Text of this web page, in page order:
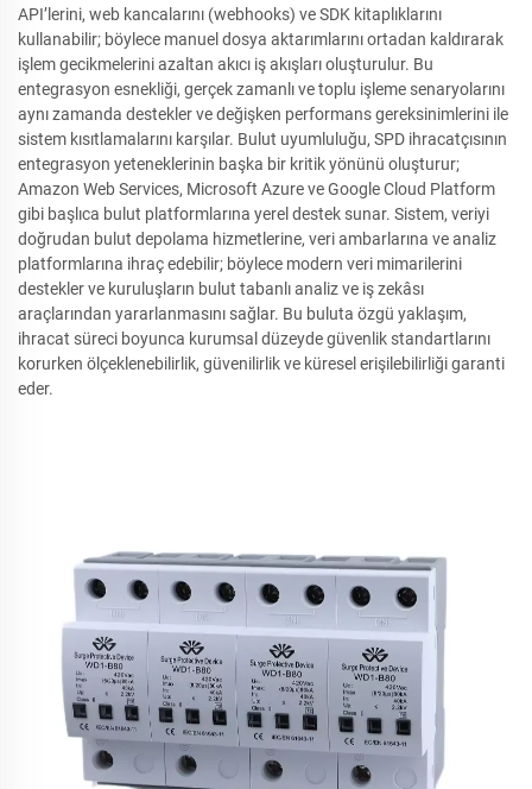
API’lerini, web kancalarını (webhooks) ve SDK kitaplıklarını
kullanabilir; böylece manuel dosya aktarımlarını ortadan kaldırarak
işlem gecikmelerini azaltan akıcı iş akışları oluşturulur. Bu
entegrasyon esnekliği, gerçek zamanlı ve toplu işleme senaryolarını
aynı zamanda destekler ve değişken performans gereksinimlerini ile
sistem kısıtlamalarını karşılar. Bulut uyumluluğu, SPD ihracatçısının
entegrasyon yeteneklerinin başka bir kritik yönünü oluşturur;
Amazon Web Services, Microsoft Azure ve Google Cloud Platform
gibi başlıca bulut platformlarına yerel destek sunar. Sistem, veriyi
doğrudan bulut depolama hizmetlerine, veri ambarlarına ve analiz
platformlarına ihraç edebilir; böylece modern veri mimarilerini
destekler ve kuruluşların bulut tabanlı analiz ve iş zekâsı
araçlarından yararlanmasını sağlar. Bu buluta özgü yaklaşım,
ihracat süreci boyunca kurumsal düzeyde güvenlik standartlarını
korurken ölçeklenebilirlik, güvenilirlik ve küresel erişilebilirliği garanti
eder.